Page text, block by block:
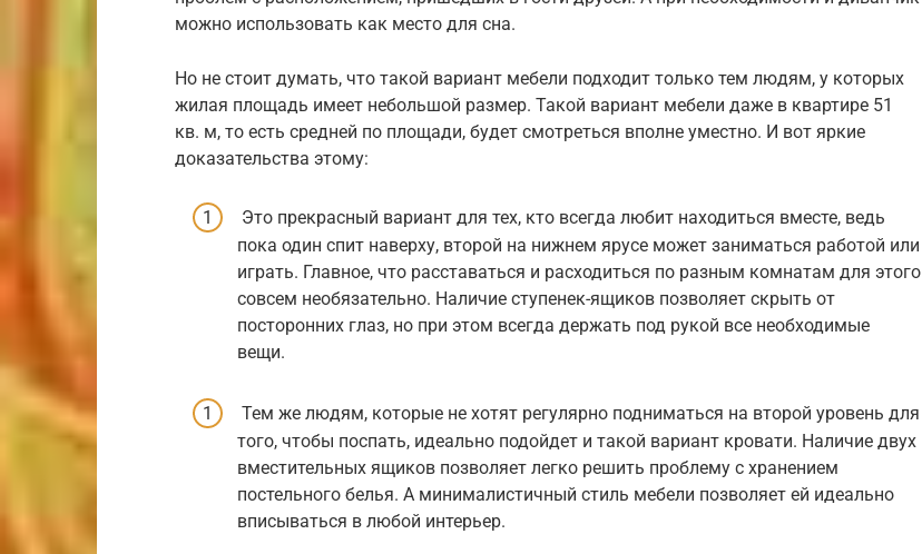
можно использовать как место для сна.
Но не стоит думать, что такой вариант мебели подходит только тем людям, у которых
жилая площадь имеет небольшой размер. Такой вариант мебели даже в квартире 51
кв. м, то есть средней по площади, будет смотреться вполне уместно. И вот яркие
доказательства этому:
Это прекрасный вариант для тех, кто всегда любит находиться вместе, ведь
пока один спит наверху, второй на нижнем ярусе может заниматься работой или
играть. Главное, что расставаться и расходиться по разным комнатам для этого
совсем необязательно. Наличие ступенек-ящиков позволяет скрыть от
посторонних глаз, но при этом всегда держать под рукой все необходимые
вещи.
Тем же людям, которые не хотят регулярно подниматься на второй уровень для
того, чтобы поспать, идеально подойдет и такой вариант кровати. Наличие двух
вместительных ящиков позволяет легко решить проблему с хранением
постельного белья. А минималистичный стиль мебели позволяет ей идеально
вписываться в любой интерьер.